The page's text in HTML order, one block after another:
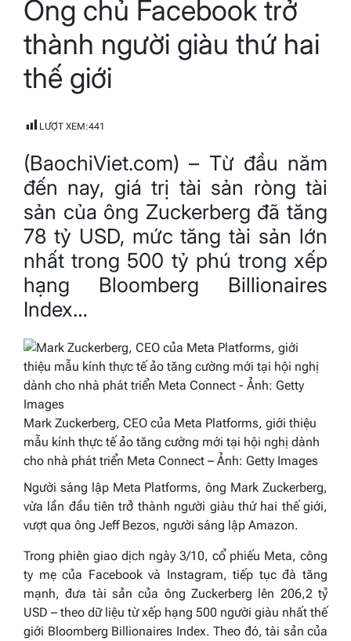
read
time
Ông chủ Facebook trở
thành người giàu thứ hai
thế giới
LƯỢT XEM:441
(BaochiViet.com) – Từ đầu năm
đến nay, giá trị tài sản ròng tài
sản của ông Zuckerberg đã tăng
78 tỷ USD, mức tăng tài sản lớn
nhất trong 500 tỷ phú trong xếp
hạng Bloomberg Billionaires
Index…
Mark Zuckerberg, CEO của Meta Platforms, giới thiệu
mẫu kính thực tế ảo tăng cường mới tại hội nghị dành
cho nhà phát triển Meta Connect – Ảnh: Getty Images
Người sáng lập Meta Platforms, ông Mark Zuckerberg,
vừa lần đầu tiên trở thành người giàu thứ hai thế giới,
vượt qua ông Jeff Bezos, người sáng lập Amazon.
Trong phiên giao dịch ngày 3/10, cổ phiếu Meta, công
ty mẹ của Facebook và Instagram, tiếp tục đà tăng
mạnh, đưa tài sản của ông Zuckerberg lên 206,2 tỷ
USD – theo dữ liệu từ xếp hạng 500 người giàu nhất thế
giới Bloomberg Billionaires Index. Theo đó, tài sản của